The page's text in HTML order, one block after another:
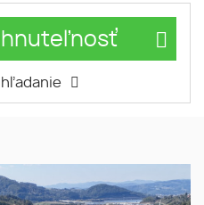
slnečný